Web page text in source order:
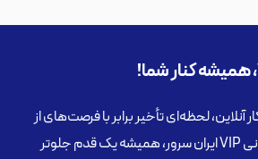
لحظه‌ای تأخیر برابر با فرصت‌های از
دست رفته است! با پشتیبانی VIP ایران سرور، همیشه یک قدم جلوتر